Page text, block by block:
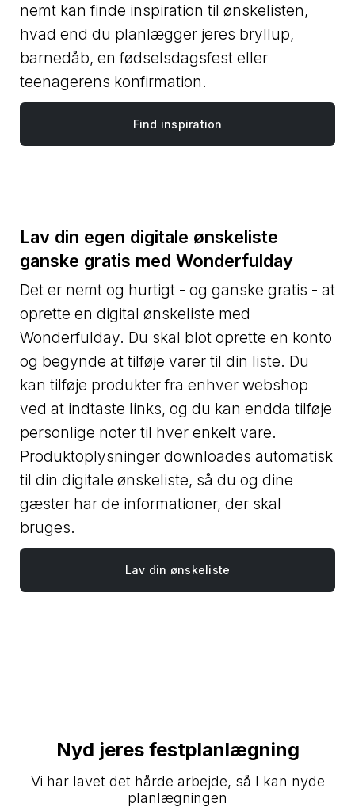
nemt kan finde inspiration til ønskelisten,
hvad end du planlægger jeres bryllup,
barnedåb, en fødselsdagsfest eller
teenagerens konfirmation.
Find inspiration
Lav din egen digitale ønskeliste
ganske gratis med Wonderfulday
Det er nemt og hurtigt - og ganske gratis - at
oprette en digital ønskeliste med
Wonderfulday. Du skal blot oprette en konto
og begynde at tilføje varer til din liste. Du
kan tilføje produkter fra enhver webshop
ved at indtaste links, og du kan endda tilføje
personlige noter til hver enkelt vare.
Produktoplysninger downloades automatisk
til din digitale ønskeliste, så du og dine
gæster har de informationer, der skal
bruges.
Lav din ønskeliste
Nyd jeres festplanlægning
Vi har lavet det hårde arbejde, så I kan nyde
planlægningen